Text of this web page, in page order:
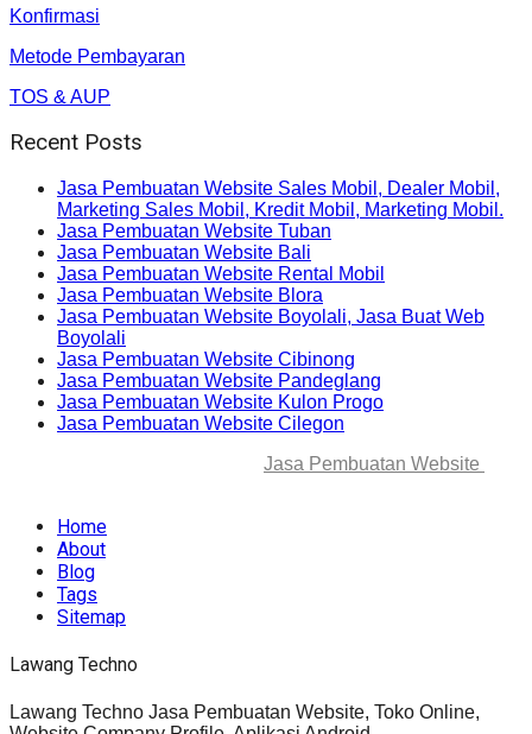
Konfirmasi
Metode Pembayaran
TOS & AUP
Recent Posts
Jasa Pembuatan Website Sales Mobil, Dealer Mobil,
Marketing Sales Mobil, Kredit Mobil, Marketing Mobil.
Jasa Pembuatan Website Tuban
Jasa Pembuatan Website Bali
Jasa Pembuatan Website Rental Mobil
Jasa Pembuatan Website Blora
Jasa Pembuatan Website Boyolali, Jasa Buat Web
Boyolali
Jasa Pembuatan Website Cibinong
Jasa Pembuatan Website Pandeglang
Jasa Pembuatan Website Kulon Progo
Jasa Pembuatan Website Cilegon
Jasa Pembuatan Website
Home
About
Blog
Tags
Sitemap
Lawang Techno
Lawang Techno Jasa Pembuatan Website, Toko Online,